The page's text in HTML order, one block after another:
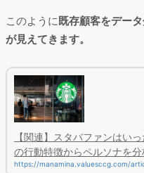
このように既存顧客をデー
が見えてきます。
【関連】スタバファンはい
の行動特徴からペルソナを分
https://manamina.valuesccg.com/